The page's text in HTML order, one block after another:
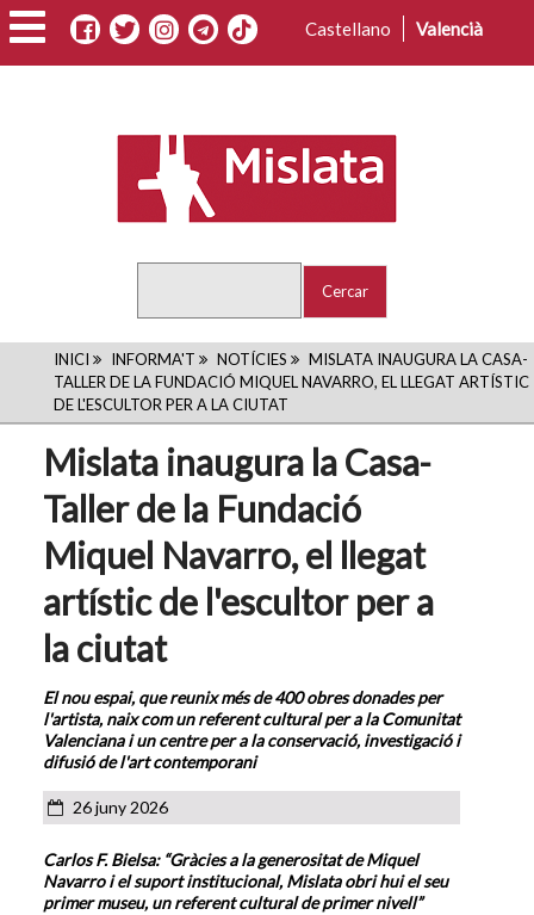
Vés
al
contingut
Castellano Valencià
FIL
D'ARIADNA
INICI INFORMA'T NOTÍCIES
MISLATA INAUGURA LA CASA-
TALLER DE LA FUNDACIÓ MIQUEL NAVARRO, EL LLEGAT ARTÍSTIC
DE L'ESCULTOR PER A LA CIUTAT
Mislata inaugura la Casa-
Taller de la Fundació
Miquel Navarro, el llegat
artístic de l'escultor per a
la ciutat
El nou espai, que reunix més de 400 obres donades per
l'artista, naix com un referent cultural per a la Comunitat
Valenciana i un centre per a la conservació, investigació i
difusió de l'art contemporani
26 juny 2026
Carlos F. Bielsa: “Gràcies a la generositat de Miquel
Navarro i el suport institucional, Mislata obri hui el seu
primer museu, un referent cultural de primer nivell”